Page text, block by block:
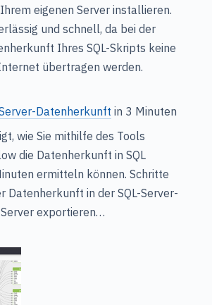
eigenen Server installieren.
und schnell, da bei der
Ihres SQL-Skripts keine
übertragen werden.
Datenherkunft in 3 Minuten
wie Sie mithilfe des Tools
die Datenherkunft in SQL
ermitteln können. Schritte
Datenherkunft in der SQL-Server-
exportieren…